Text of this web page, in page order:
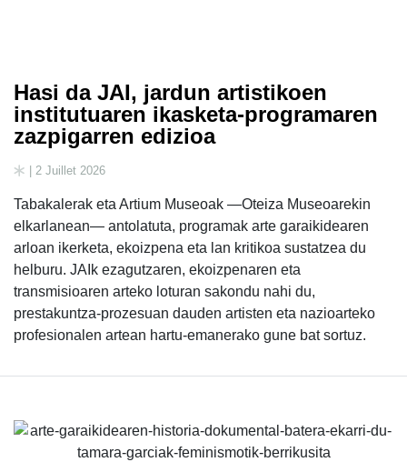
Hasi da JAI, jardun artistikoen
institutuaren ikasketa-programaren
zazpigarren edizioa
| 2 Juillet 2026
Tabakalerak eta Artium Museoak —Oteiza Museoarekin
elkarlanean— antolatuta, programak arte garaikidearen
arloan ikerketa, ekoizpena eta lan kritikoa sustatzea du
helburu. JAIk ezagutzaren, ekoizpenaren eta
transmisioaren arteko loturan sakondu nahi du,
prestakuntza-prozesuan dauden artisten eta nazioarteko
profesionalen artean hartu-emanerako gune bat sortuz.